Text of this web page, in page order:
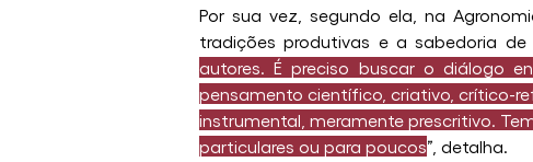
Por sua vez, segundo ela, na
tradições produtivas e a sabedoria de
autores. É preciso buscar o diálogo
pensamento científico, criativo, crítico-
instrumental, meramente prescritivo.
particulares ou para poucos”, detalha.